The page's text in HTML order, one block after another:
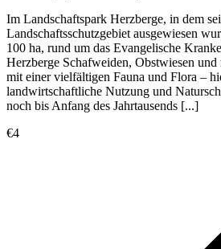
Im Landschaftspark Herzberge, in dem
Landschaftsschutzgebiet ausgewiesen
100 ha, rund um das Evangelische
Herzberge Schafweiden, Obstwiesen und
mit einer vielfältigen Fauna und Flora –
landwirtschaftliche Nutzung und
noch bis Anfang des Jahrtausends [...]
€4